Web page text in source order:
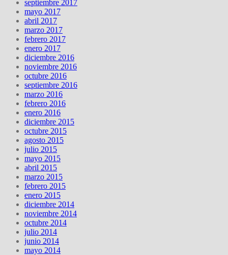
septiembre 2017
mayo 2017
abril 2017
marzo 2017
febrero 2017
enero 2017
diciembre 2016
noviembre 2016
octubre 2016
septiembre 2016
marzo 2016
febrero 2016
enero 2016
diciembre 2015
octubre 2015
agosto 2015
julio 2015
mayo 2015
abril 2015
marzo 2015
febrero 2015
enero 2015
diciembre 2014
noviembre 2014
octubre 2014
julio 2014
junio 2014
mayo 2014